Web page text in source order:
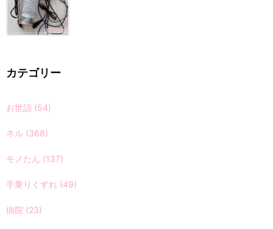
カテゴリー
お世話 (54)
ネル (368)
モノたん (137)
手乗りくずれ (49)
病院 (23)